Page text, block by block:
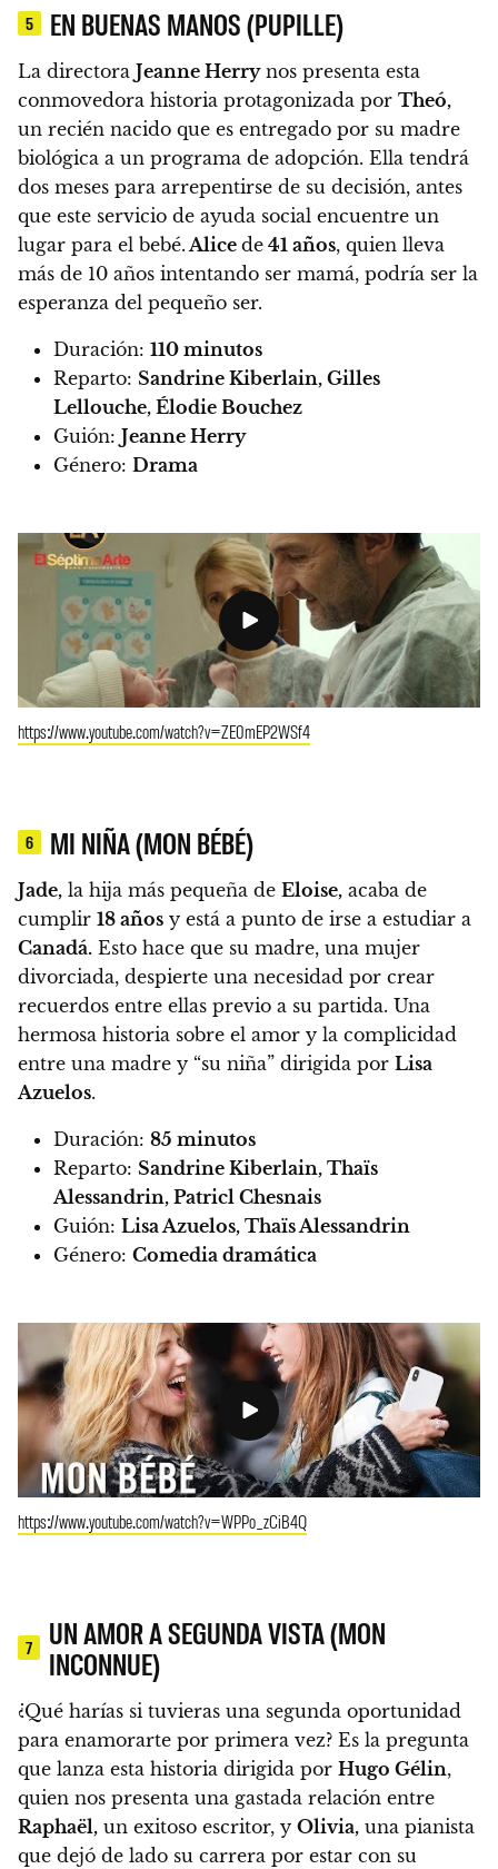
5 EN BUENAS MANOS (PUPILLE)
La directora Jeanne Herrynos presenta esta
conmovedora historia protagonizada por Theó,
un recién nacido que es entregado por su madre
biológica a un programa de adopción. Ella tendrá
dos meses para arrepentirse de su decisión, antes
que este servicio de ayuda social encuentre un
lugar para el bebé.Alice de 41 años, quien lleva
más de 10 años intentando ser mamá, podría ser la
esperanza del pequeño ser.
Duración: 110 minutos
Reparto: Sandrine Kiberlain, Gilles
Lellouche, Élodie Bouchez
Guión: Jeanne Herry
Género: Drama
https://www.youtube.com/watch?v=ZE0mEP2WSf4
6 MI NIÑA (MON BÉBÉ)
Jade, la hija más pequeña de Eloise, acaba de
cumplir 18 años y está a punto de irse a estudiar a
Canadá. Esto hace que su madre, una mujer
divorciada, despierte una necesidad por crear
recuerdos entre ellas previo a su partida. Una
hermosa historia sobre el amor y la complicidad
entre una madre y “su niña” dirigida por Lisa
Azuelos.
Duración: 85 minutos
Reparto: Sandrine Kiberlain, Thaïs
Alessandrin, Patricl Chesnais
Guión: Lisa Azuelos, Thaïs Alessandrin
Género: Comedia dramática
https://www.youtube.com/watch?v=WPPo_zCiB4Q
7
UN AMOR A SEGUNDA VISTA (MON
INCONNUE)
¿Qué harías si tuvieras una segunda oportunidad
para enamorarte por primera vez? Es la pregunta
que lanza esta historia dirigida por Hugo Gélin,
quien nos presenta una gastada relación entre
Raphaël, un exitoso escritor, y Olivia, una pianista
que dejó de lado su carrera por estar con su